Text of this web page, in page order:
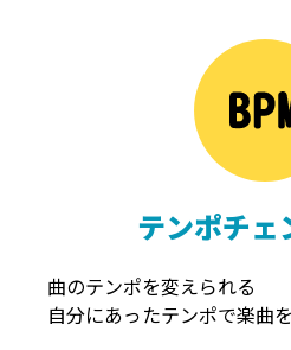
テンポチェ
曲のテンポを変えられる
自分にあったテンポで楽曲